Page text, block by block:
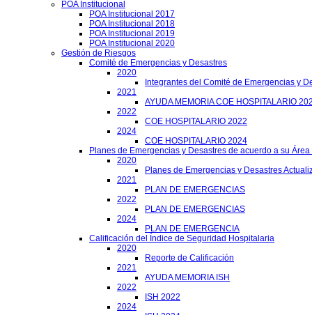
POA Institucional
POA Institucional 2017
POA Institucional 2018
POA Institucional 2019
POA Institucional 2020
Gestión de Riesgos
Comité de Emergencias y Desastres
2020
Integrantes del Comité de Emergencias y
2021
AYUDA MEMORIA COE HOSPITALARIO
2022
COE HOSPITALARIO 2022
2024
COE HOSPITALARIO 2024
Planes de Emergencias y Desastres de acuerdo a su
2020
Planes de Emergencias y Desastres
2021
PLAN DE EMERGENCIAS
2022
PLAN DE EMERGENCIAS
2024
PLAN DE EMERGENCIA
Calificación del Índice de Seguridad Hospitalaria
2020
Reporte de Calificación
2021
AYUDA MEMORIA ISH
2022
ISH 2022
2024